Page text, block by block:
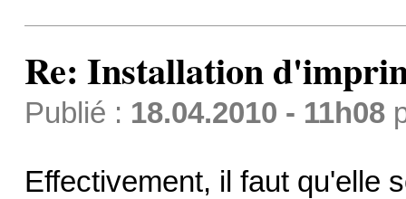
Re: Installation
Publié : 18.04.2010 - 11h08
Effectivement, il faut qu'elle